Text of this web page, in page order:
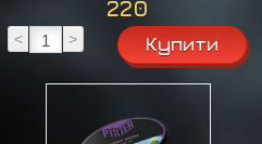
220
< >